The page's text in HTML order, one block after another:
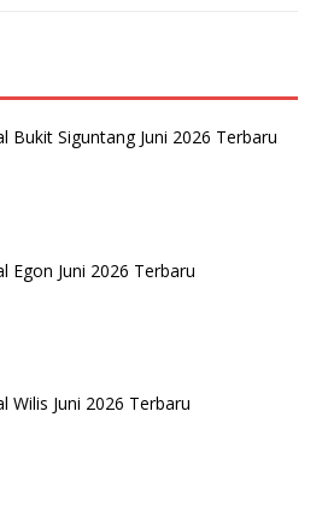
Bukit Siguntang Juni 2026 Terbaru
Egon Juni 2026 Terbaru
Wilis Juni 2026 Terbaru